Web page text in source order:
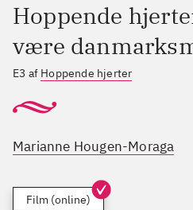
Hoppende
være
E3 af Hoppende hjerter
Marianne Hougen-Moraga
Film (online)